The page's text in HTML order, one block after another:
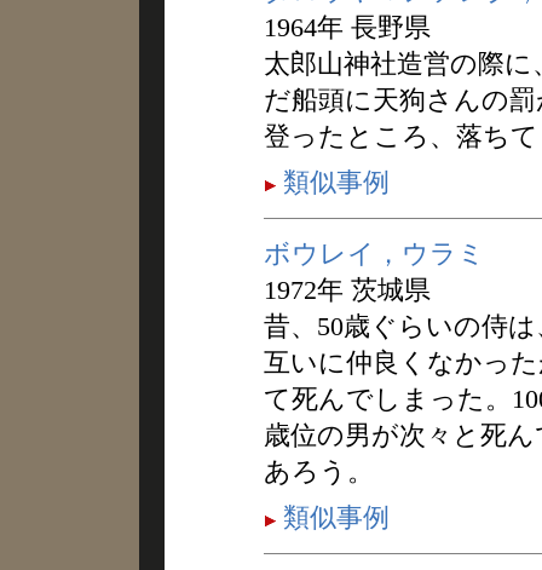
1964年 長野県
太郎山神社造営の際
だ船頭に天狗さんの
登ったところ、落ち
類似事例
ボウレイ，ウラミ
1972年 茨城県
昔、50歳ぐらいの侍
互いに仲良くなかっ
て死んでしまった。
歳位の男が次々と死
あろう。
類似事例